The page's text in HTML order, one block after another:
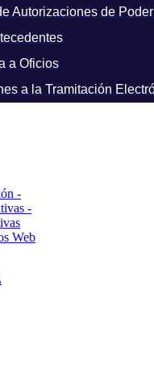
Autorizaciones de Poder
a Oficios
a la Tramitación
-
-
Web